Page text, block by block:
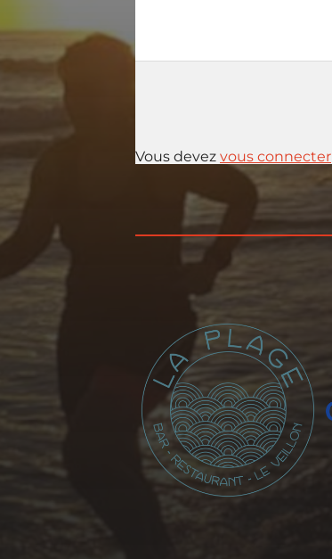
Vous devez vous connecter